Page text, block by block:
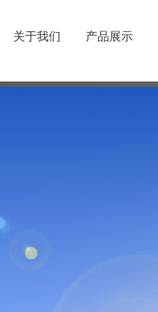
关于我们 产品展示